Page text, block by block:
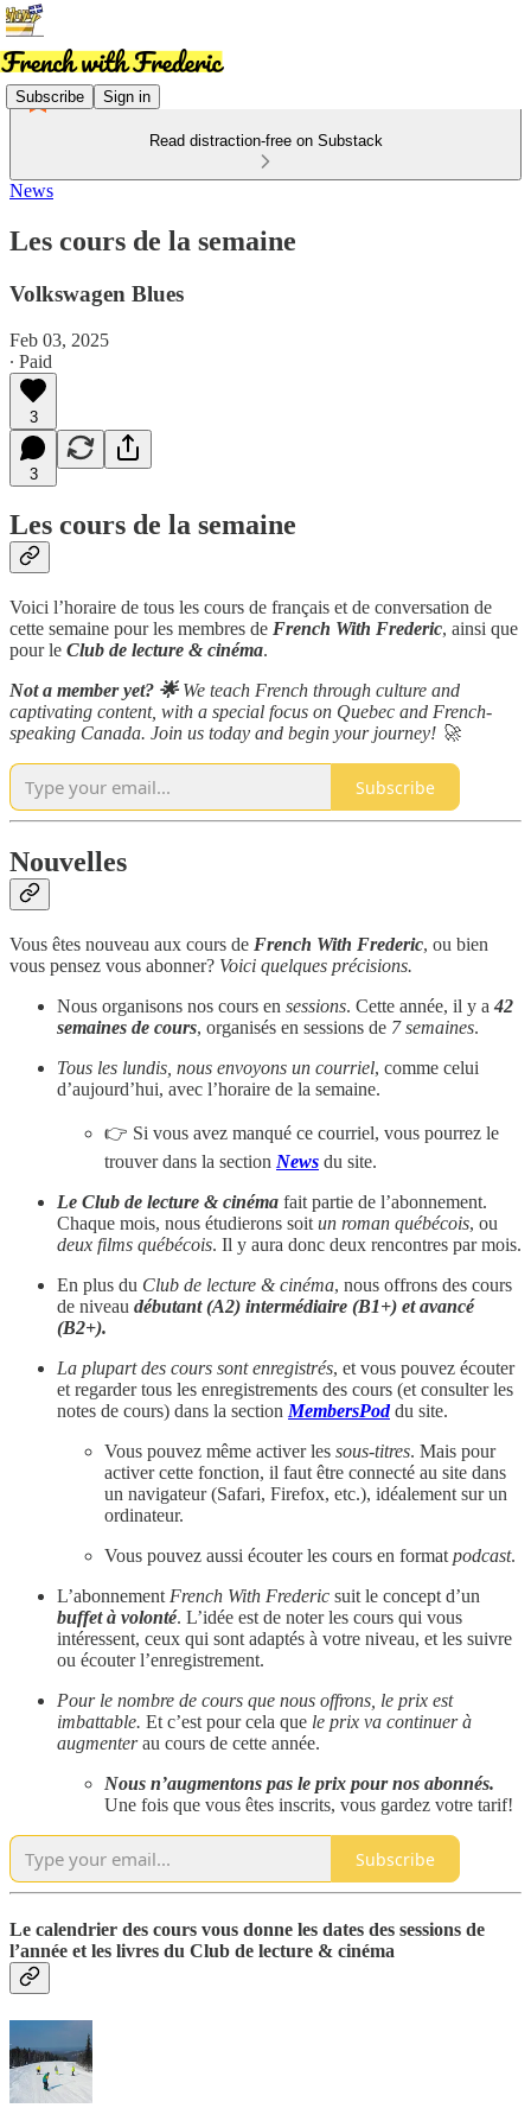
Subscribe Sign in
Read distraction-free on Substack
News
Les cours de la semaine
Volkswagen Blues
Feb 03, 2025
∙ Paid
3
3
Les cours de la semaine
Voici l’horaire de tous les cours de français et de conversation de
cette semaine pour les membres de French With Frederic, ainsi que
pour le Club de lecture & cinéma.
Not a member yet? 🌟 We teach French through culture and
captivating content, with a special focus on Quebec and French-
speaking Canada. Join us today and begin your journey! 🚀
Subscribe
Nouvelles
Vous êtes nouveau aux cours de French With Frederic, ou bien
vous pensez vous abonner? Voici quelques précisions.
Nous organisons nos cours en sessions. Cette année, il y a 42
semaines de cours, organisés en sessions de 7 semaines.
Tous les lundis, nous envoyons un courriel, comme celui
d’aujourd’hui, avec l’horaire de la semaine.
👉 Si vous avez manqué ce courriel, vous pourrez le
trouver dans la section News du site.
Le Club de lecture & cinéma fait partie de l’abonnement.
Chaque mois, nous étudierons soit un roman québécois, ou
deux films québécois. Il y aura donc deux rencontres par mois.
En plus du Club de lecture & cinéma, nous offrons des cours
de niveau débutant (A2) intermédiaire (B1+) et avancé
(B2+).
La plupart des cours sont enregistrés, et vous pouvez écouter
et regarder tous les enregistrements des cours (et consulter les
notes de cours) dans la section MembersPoddu site.
Vous pouvez même activer les sous-titres. Mais pour
activer cette fonction, il faut être connecté au site dans
un navigateur (Safari, Firefox, etc.), idéalement sur un
ordinateur.
Vous pouvez aussi écouter les cours en format podcast.
L’abonnement French With Frederic suit le concept d’un
buffet à volonté. L’idée est de noter les cours qui vous
intéressent, ceux qui sont adaptés à votre niveau, et les suivre
ou écouter l’enregistrement.
Pour le nombre de cours que nous offrons, le prix est
imbattable. Et c’est pour cela que le prix va continuer à
augmenterau cours de cette année.
Nous n’augmentons pas le prix pour nos abonnés.
Une fois que vous êtes inscrits, vous gardez votre tarif!
Subscribe
Le calendrier des cours vous donne les dates des sessions de
l’année et les livres du Club de lecture & cinéma